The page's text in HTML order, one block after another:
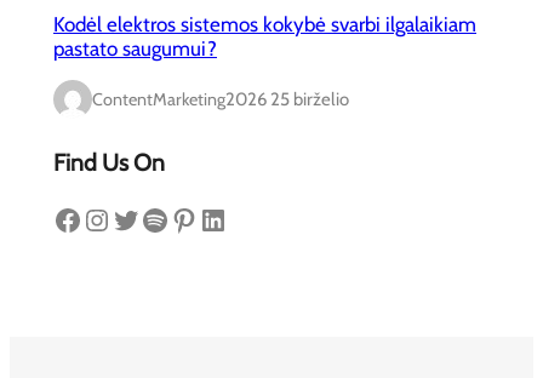
Kodėl elektros sistemos kokybė svarbi ilgalaikiam
pastato saugumui?
ContentMarketing2026 25 birželio
Find Us On
Facebook Instagram Twitter Spotify Pinterest LinkedIn